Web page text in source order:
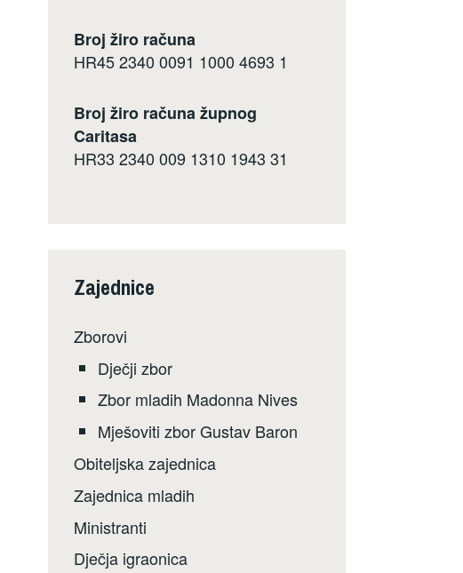
Broj žiro računa
HR45 2340 0091 1000 4693 1
Broj žiro računa župnog
Caritasa
HR33 2340 009 1310 1943 31
Zajednice
Zborovi
Dječji zbor
Zbor mladih Madonna Nives
Mješoviti zbor Gustav Baron
Obiteljska zajednica
Zajednica mladih
Ministranti
Dječja igraonica